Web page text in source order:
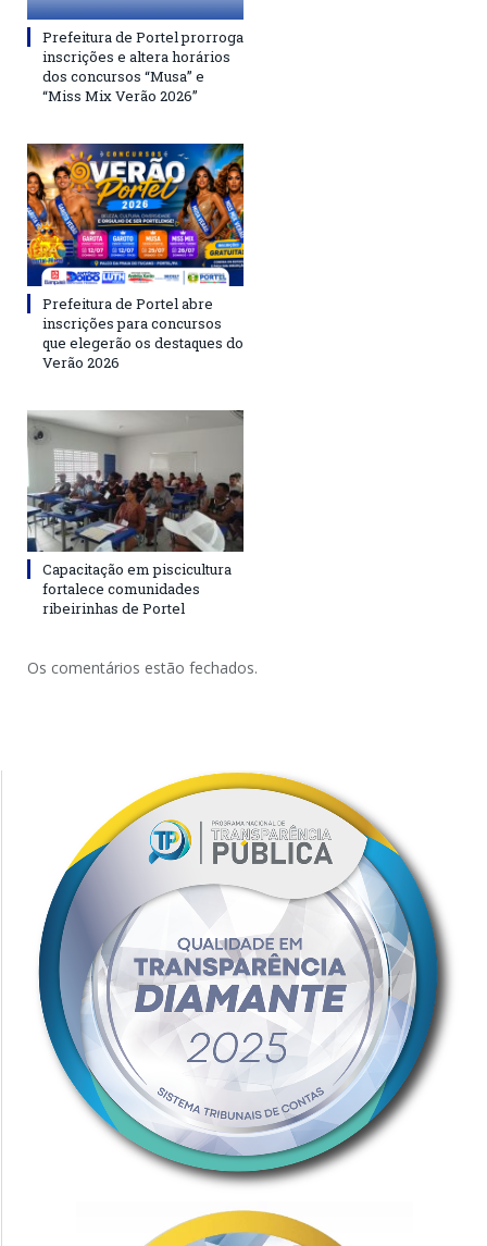
Prefeitura de Portel prorroga
inscrições e altera horários
dos concursos “Musa” e
“Miss Mix Verão 2026”
Prefeitura de Portel abre
inscrições para concursos
que elegerão os destaques do
Verão 2026
Capacitação em piscicultura
fortalece comunidades
ribeirinhas de Portel
Os comentários estão fechados.